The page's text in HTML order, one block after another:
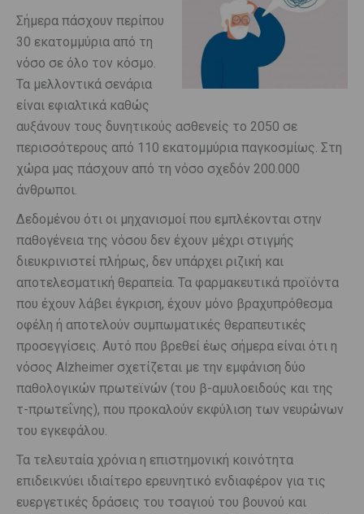
Σήμερα πάσχουν περίπου
30 εκατομμύρια από τη
νόσο σε όλο τον κόσμο.
Τα μελλοντικά σενάρια
είναι εφιαλτικά καθώς
αυξάνουν τους δυνητικούς ασθενείς το 2050 σε
περισσότερους από 110 εκατομμύρια παγκοσμίως. Στη
χώρα μας πάσχουν από τη νόσο σχεδόν 200.000
άνθρωποι.
Δεδομένου ότι οι μηχανισμοί που εμπλέκονται στην
παθογένεια της νόσου δεν έχουν μέχρι στιγμής
διευκρινιστεί πλήρως, δεν υπάρχει ριζική και
αποτελεσματική θεραπεία. Τα φαρμακευτικά προϊόντα
που έχουν λάβει έγκριση, έχουν μόνο βραχυπρόθεσμα
οφέλη ή αποτελούν συμπωματικές θεραπευτικές
προσεγγίσεις. Αυτό που βρεθεί έως σήμερα είναι ότι η
νόσος Alzheimer σχετίζεται με την εμφάνιση δύο
παθολογικών πρωτεϊνών (του β-αμυλοειδούς και της
τ-πρωτεΐνης), που προκαλούν εκφύλιση των νευρώνων
του εγκεφάλου.
Τα τελευταία χρόνια η επιστημονική κοινότητα
επιδεικνύει ιδιαίτερο ερευνητικό ενδιαφέρον για τις
ευεργετικές δράσεις του τσαγιού του βουνού και